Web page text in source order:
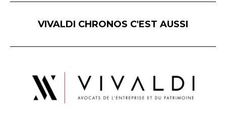
VIVALDI CHRONOS C'EST AUSSI